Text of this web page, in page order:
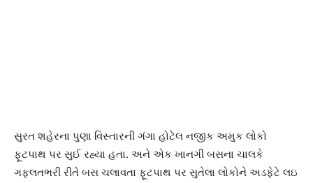
સુરત શહેરના પુણા વિસ્તારની ગંગા હોટેલ નજીક અમુક લોકો
ફૂટપાથ પર સુઈ રહ્યા હતા. અને એક ખાનગી બસના ચાલકે
ગફલતભરી રીતે બસ ચલાવતા ફૂટપાથ પર સુતેલા લોકોને અડફેટે લઇ